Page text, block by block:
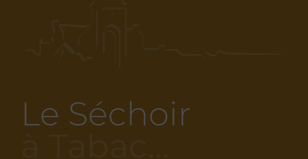
Le Séchoir